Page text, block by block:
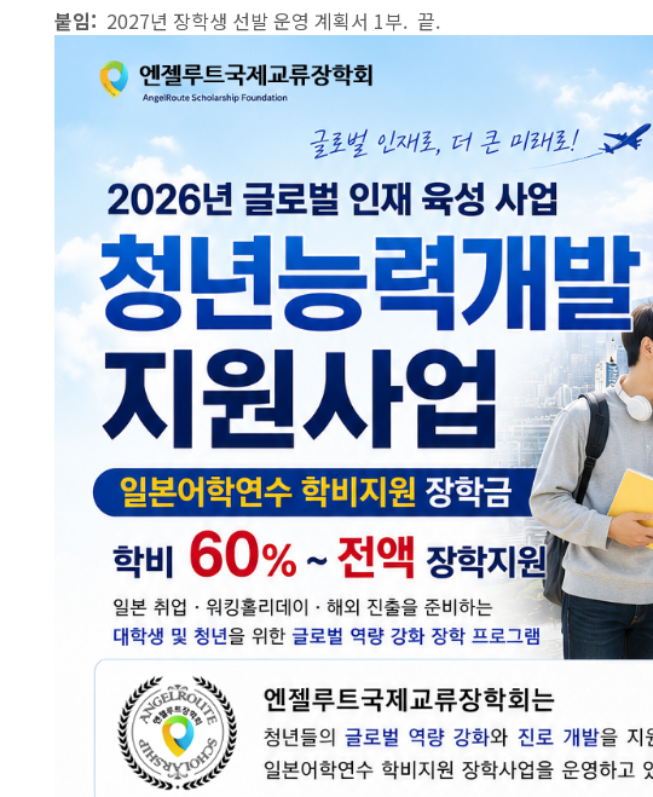
붙임: 2027년 장학생 선발 운영 계획서 1부. 끝.